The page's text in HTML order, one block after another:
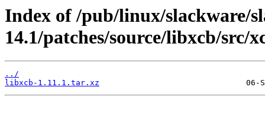
Index of /pub/linux/slackware/
14.1/patches/source/libxcb/src/
../
libxcb-1.11.1.tar.xz